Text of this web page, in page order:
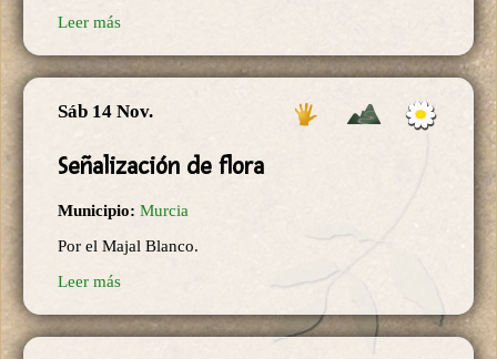
Leer más
Sáb 14 Nov.
Señalización de flora
Municipio: Murcia
Por el Majal Blanco.
Leer más